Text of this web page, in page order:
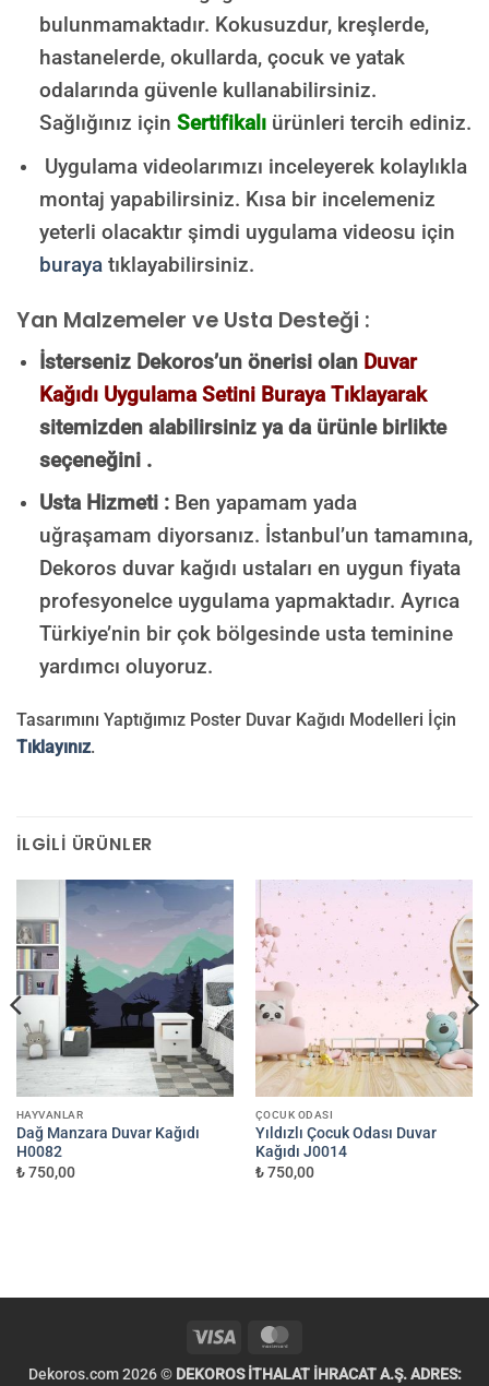
bulunmamaktadır. Kokusuzdur, kreşlerde,
hastanelerde, okullarda, çocuk ve yatak
odalarında güvenle kullanabilirsiniz.
Sağlığınız için Sertifikalıürünleri tercih ediniz.
Uygulama videolarımızı inceleyerek kolaylıkla
montaj yapabilirsiniz. Kısa bir incelemeniz
yeterli olacaktır şimdi uygulama videosu için
burayatıklayabilirsiniz.
Yan Malzemeler ve Usta Desteği :
İsterseniz Dekoros’un önerisi olan Duvar
Kağıdı Uygulama Setini Buraya Tıklayarak
sitemizden alabilirsiniz ya da ürünle birlikte
seçeneğini .
Usta Hizmeti :Ben yapamam yada
uğraşamam diyorsanız. İstanbul’un tamamına,
Dekoros duvar kağıdı ustaları en uygun fiyata
profesyonelce uygulama yapmaktadır. Ayrıca
Türkiye’nin bir çok bölgesinde usta teminine
yardımcı oluyoruz.
Tasarımını Yaptığımız Poster Duvar Kağıdı Modelleri İçin
Tıklayınız.
İLGILI ÜRÜNLER
HAYVANLAR
Dağ Manzara Duvar Kağıdı
H0082
₺ 750,00
ÇOCUK ODASI
Yıldızlı Çocuk Odası Duvar
Kağıdı J0014
₺ 750,00
Visa
Dekoros.com 2026 © DEKOROS İTHALAT İHRACAT A.Ş. ADRES: